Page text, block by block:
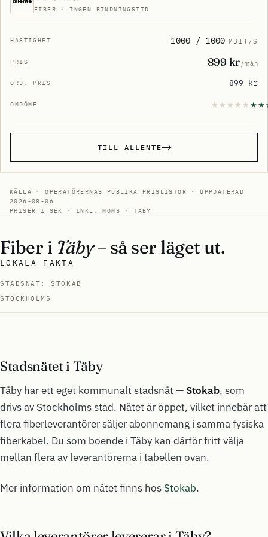
FIBER · INGEN BINDNINGSTID
1000 / 1000 MBIT/S
899 kr /mån
899 kr
TILL ALLENTE
KÄLLA · OPERATÖRERNAS PUBLIKA PRISLISTOR · UPPDATERAD
2026-08-06
PRISER I SEK · INKL. MOMS · TÄBY
Fiber i Täby– så ser läget ut.
LOKALA FAKTA
STADSNÄT: STOKAB
STOCKHOLMS
Stadsnätet i Täby
Täby har ett eget kommunalt stadsnät — Stokab, som
drivs av Stockholms stad. Nätet är öppet, vilket innebär att
flera fiberleverantörer säljer abonnemang i samma fysiska
fiberkabel. Du som boende i Täby kan därför fritt välja
mellan flera av leverantörerna i tabellen ovan.
Mer information om nätet finns hos Stokab.